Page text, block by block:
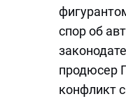
спор об
продюсер
конфликт